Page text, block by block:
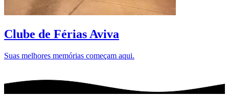
Clube de Férias Aviva
Suas melhores memórias começam aqui.